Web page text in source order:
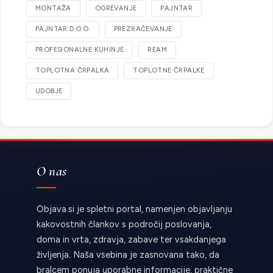
MONTAŽA OGREVANJE PAJNTAR
PAJNTAR D.O.O. PREZRAČEVANJE
PROFESIONALNE KUHINJE REAM
TOPLOTNA ČRPALKA TOPLOTNE ČRPALKE
UDOBJE
O nas
Objava.si je spletni portal, namenjen objavljanju
kakovostnih člankov s področij poslovanja,
doma in vrta, zdravja, zabave ter vsakdanjega
življenja. Naša vsebina je zasnovana tako, da
bralcem ponuja uporabne informacije, praktične